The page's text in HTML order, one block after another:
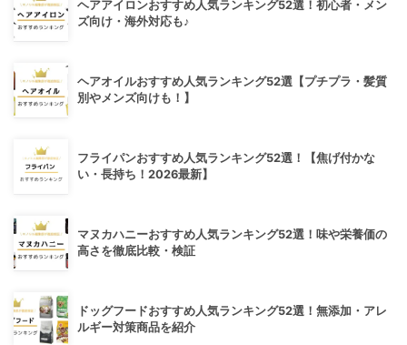
ヘアアイロンおすすめ人気ランキング52選！初心者・メン
ズ向け・海外対応も♪
ヘアオイルおすすめ人気ランキング52選【プチプラ・髪質
別やメンズ向けも！】
フライパンおすすめ人気ランキング52選！【焦げ付かな
い・長持ち！2026最新】
マヌカハニーおすすめ人気ランキング52選！味や栄養価の
高さを徹底比較・検証
ドッグフードおすすめ人気ランキング52選！無添加・アレ
ルギー対策商品を紹介